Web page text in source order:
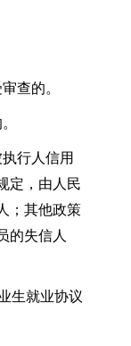
查的。
行人信用
定，由人民
；其他政策
的失信人
生就业协议